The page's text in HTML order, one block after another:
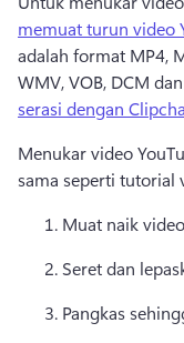
memuat turun video
adalah format MP4,
WMV, VOB, DCM
serasi dengan
Menukar video
sama seperti tutorial
Muat naik
Seret dan
Pangkas